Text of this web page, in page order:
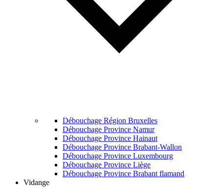
Débouchage Région Bruxelles
Débouchage Province Namur
Débouchage Province Hainaut
Débouchage Province Brabant-Wallon
Débouchage Province Luxembourg
Débouchage Province Liège
Débouchage Province Brabant flamand
Vidange